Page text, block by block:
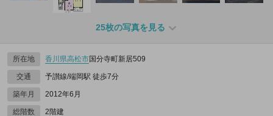
25枚の写真を見る
所在地 香川県高松市国分寺町新居509
交通 予讃線/端岡駅 徒歩7分
築年月 2012年6月
総階数 2階建